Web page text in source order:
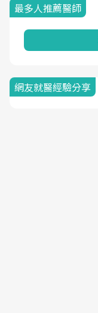
最多人推薦醫師
網友就醫經驗分享